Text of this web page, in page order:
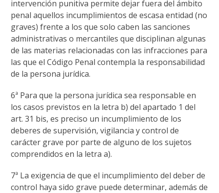
intervención punitiva permite dejar fuera del ámbito
penal aquellos incumplimientos de escasa entidad (no
graves) frente a los que solo caben las sanciones
administrativas o mercantiles que disciplinan algunas
de las materias relacionadas con las infracciones para
las que el Código Penal contempla la responsabilidad
de la persona jurídica.
6ª Para que la persona jurídica sea responsable en
los casos previstos en la letra b) del apartado 1 del
art. 31 bis, es preciso un incumplimiento de los
deberes de supervisión, vigilancia y control de
carácter grave por parte de alguno de los sujetos
comprendidos en la letra a).
7ª La exigencia de que el incumplimiento del deber de
control haya sido grave puede determinar, además de